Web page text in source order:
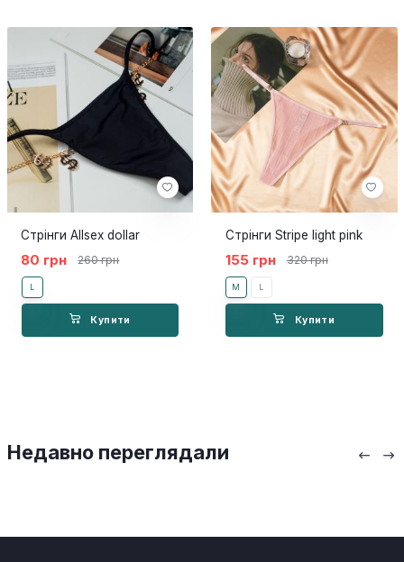
Стрінги Allsex dollar
80 грн 260 грн
L
Купити
Стрінги Stripe light pink
155 грн 320 грн
M L
Купити
Недавно переглядали